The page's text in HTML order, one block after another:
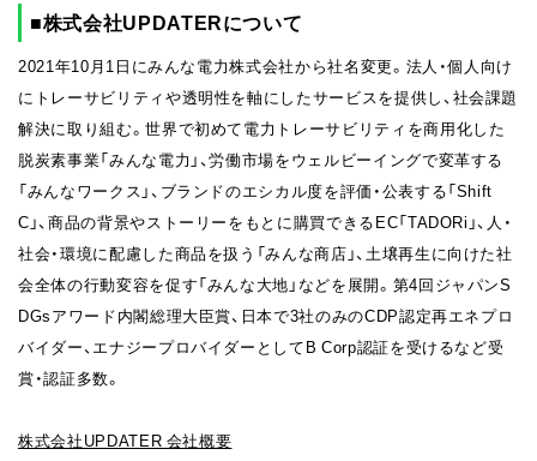
■株式会社UPDATERについて
2021年10月1日にみんな電力株式会社から社名変更。法人・個人向け
にトレーサビリティや透明性を軸にしたサービスを提供し、社会課題
解決に取り組む。世界で初めて電力トレーサビリティを商用化した
脱炭素事業「みんな電力」、労働市場をウェルビーイングで変革する
「みんなワークス」、ブランドのエシカル度を評価・公表する「Shift
C」、商品の背景やストーリーをもとに購買できるEC「TADORi」、人・
社会・環境に配慮した商品を扱う「みんな商店」、土壌再生に向けた社
会全体の行動変容を促す「みんな大地」などを展開。第4回ジャパンS
DGsアワード内閣総理大臣賞、日本で3社のみのCDP認定再エネプロ
バイダー、エナジープロバイダーとしてB Corp認証を受けるなど受
賞・認証多数。
株式会社UPDATER 会社概要